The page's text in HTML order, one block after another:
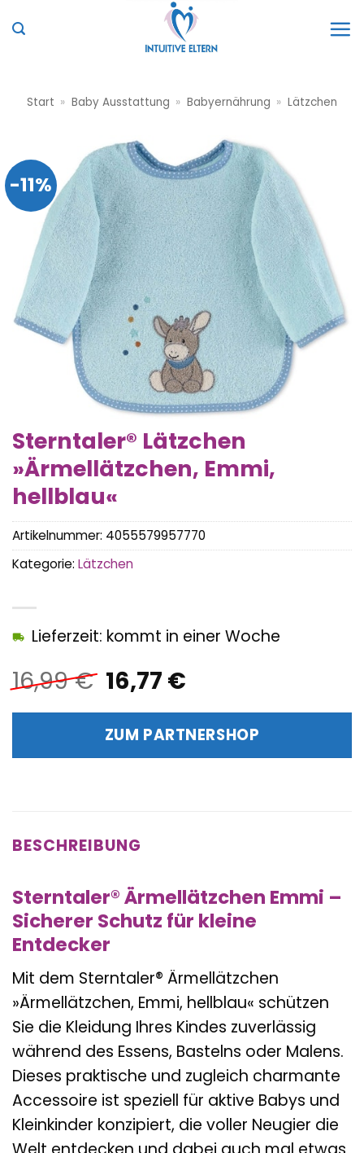
Inhalt
Start » Baby Ausstattung » Babyernährung » Lätzchen
-11%
Sterntaler® Lätzchen
»Ärmellätzchen, Emmi,
hellblau«
16,99€ Ursprünglicher
Preis
war:
16,99 €
16,77 €Aktueller
ist:
16,77 €.
Lieferzeit: kommt in einer Woche
ZUM PARTNERSHOP
Artikelnummer: 4055579957770
Kategorie: Lätzchen
BESCHREIBUNG
Sterntaler® Ärmellätzchen Emmi –
Sicherer Schutz für kleine
Entdecker
Mit dem Sterntaler® Ärmellätzchen
»Ärmellätzchen, Emmi, hellblau« schützen
Sie die Kleidung Ihres Kindes zuverlässig
während des Essens, Bastelns oder Malens.
Dieses praktische und zugleich charmante
Accessoire ist speziell für aktive Babys und
Kleinkinder konzipiert, die voller Neugier die